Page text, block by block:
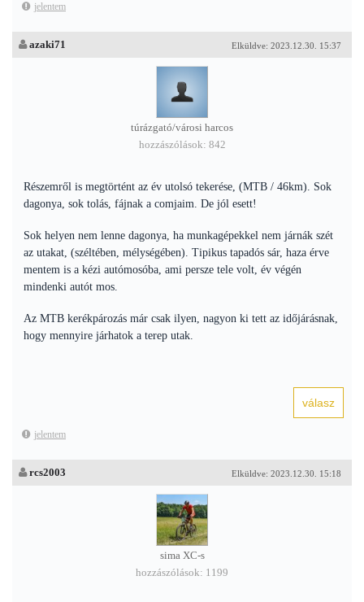
jelentem
Elküldve: 2023.12.30. 15:37
azaki71
túrázgató/városi harcos
hozzászólások: 842
Részemről is megtörtént az év utolsó tekerése, (MTB / 46km). Sok
dagonya, sok tolás, fájnak a comjaim. De jól esett!
Sok helyen nem lenne dagonya, ha munkagépekkel nem járnák szét
az utakat, (széltében, mélységében). Tipikus tapadós sár, haza érve
mentem is a kézi autómosóba, ami persze tele volt, év végén
mindenki autót mos.
Az MTB kerékpározás már csak ilyen, nagyon ki tett az időjárásnak,
hogy mennyire járhatok a terep utak.
jelentem
Elküldve: 2023.12.30. 15:18
rcs2003
sima XC-s
hozzászólások: 1199